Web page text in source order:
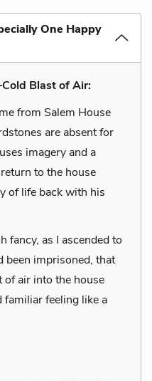
One Happy
Blast of Air:
from Salem House
are absent for
imagery and a
to the house
of life back with his
fancy, as I ascended to
been imprisoned, that
of air into the house
feeling like a